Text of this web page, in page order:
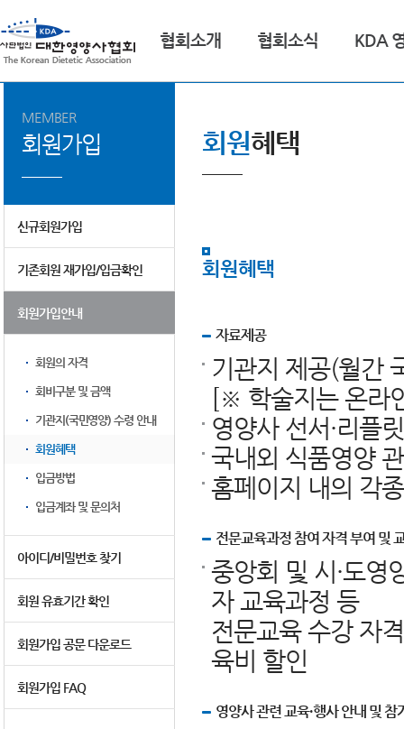
협회소개 협회소식 KDA
MEMBER
회원가입
신규회원가입
기존회원 재가입/입금확인
회원가입안내
회원의 자격
회비구분 및 금액
기관지(국민영양) 수령 안내
회원혜택
입금방법
입금계좌 및 문의처
아이디/비밀번호 찾기
회원 유효기간 확인
회원가입 공문 다운로드
회원가입 FAQ
회원혜택
회원혜택
자료제공
기관지 제공(월간
[※ 학술지는 온라
영양사 선서·리플
국내외 식품영양
홈페이지 내의 각
전문교육과정 참여 자격 부여 및
중앙회 및 시·도영
자 교육과정 등
전문교육 수강 자
육비 할인
영양사 관련 교육·행사 안내 및 참